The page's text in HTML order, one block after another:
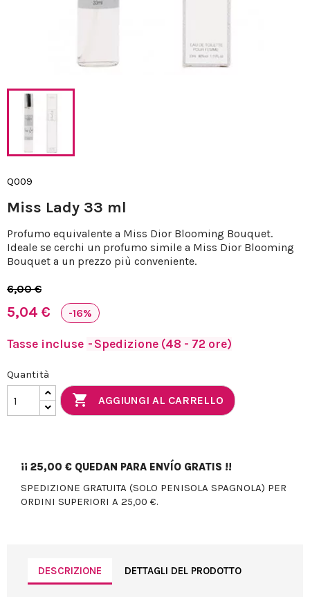
Q009
Miss Lady 33 ml
Profumo equivalente a Miss Dior Blooming Bouquet.
Ideale se cerchi un profumo simile a Miss Dior Blooming
Bouquet a un prezzo più conveniente.
6,00 €
5,04 € -16%
Tasse incluse Spedizione (48 - 72 ore)
Quantità
 AGGIUNGI AL CARRELLO
¡¡ 25,00 € QUEDAN PARA ENVÍO GRATIS !!
SPEDIZIONE GRATUITA (SOLO PENISOLA SPAGNOLA) PER
ORDINI SUPERIORI A 25,00 €.
DESCRIZIONE DETTAGLI DEL PRODOTTO